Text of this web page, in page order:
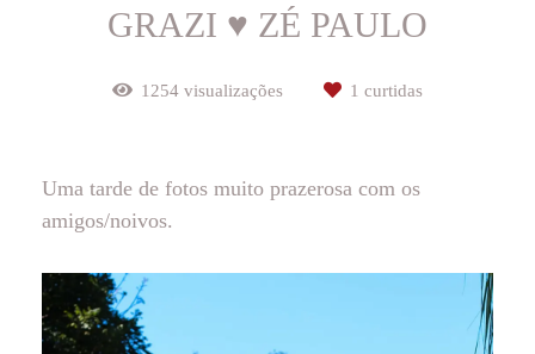
GRAZI ♥ ZÉ PAULO
1254 visualizações 1 curtidas
Uma tarde de fotos muito prazerosa com os
amigos/noivos.